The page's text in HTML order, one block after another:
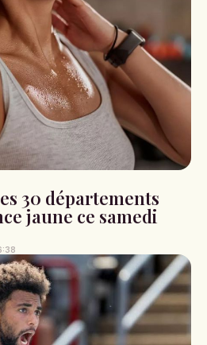
30 départements
jaune ce samedi